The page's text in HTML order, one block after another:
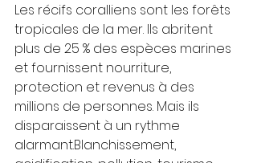
Les récifs coralliens sont les forêts
tropicales de la mer. Ils abritent
plus de 25 % des espèces marines
et fournissent nourriture,
protection et revenus à des
millions de personnes. Mais ils
disparaissent à un rythme
alarmant.Blanchissement,